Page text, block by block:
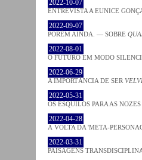
2022-10-07
ENTREVISTA A EUNICE
2022-09-07
PORÉM AINDA. — SOBRE
2022-08-01
O FUTURO EM MODO
2022-06-29
A IMPORTÂNCIA DE SER
2022-05-31
OS ESQUILOS PARA AS NOZES
2022-04-28
À VOLTA DA 'META-
2022-03-31
PAISAGENS